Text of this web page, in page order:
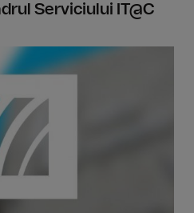
Serviciului IT@C